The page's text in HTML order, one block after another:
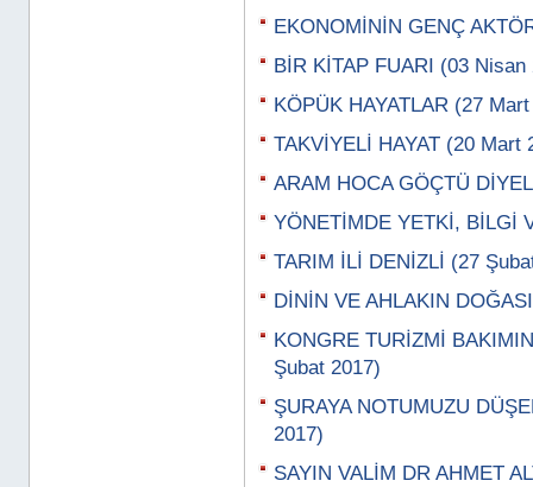
EKONOMİNİN GENÇ
BİR KİTAP FUARI (03 Nisan
KÖPÜK HAYATLAR (27
TAKVİYELİ HAYAT (20 Mart
ARAM HOCA GÖÇTÜ
YÖNETİMDE YETKİ, BİLGİ
TARIM İLİ DENİZLİ (27
DİNİN VE AHLAKIN
KONGRE TURİZMİ
Şubat 2017)
ŞURAYA NOTUMUZU
2017)
SAYIN VALİM DR AHMET